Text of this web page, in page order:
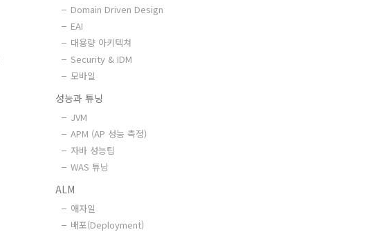
Domain Driven Design
EAI
대용량 아키텍쳐
Security & IDM
모바일
성능과 튜닝
JVM
APM (AP 성능 측정)
자바 성능팁
WAS 튜닝
ALM
애자일
배포(Deployment)